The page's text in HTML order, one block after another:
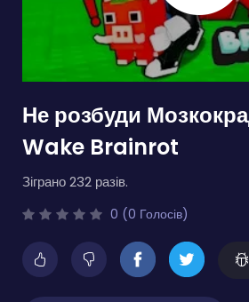
Не розбуди
Wake Brainrot
Зіграно 232 разів.
0 (0 Голосів)